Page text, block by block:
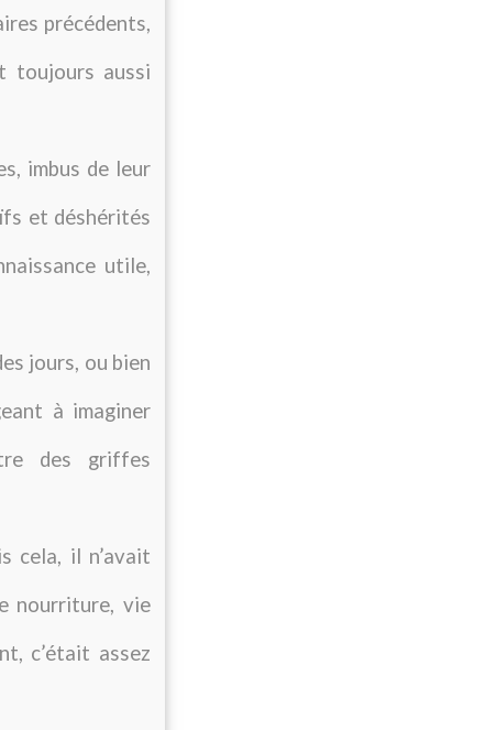
précédents,
toujours aussi
imbus de leur
et déshérités
utile,
jours, ou bien
à imaginer
des griffes
cela, il n’avait
nourriture, vie
c’était assez